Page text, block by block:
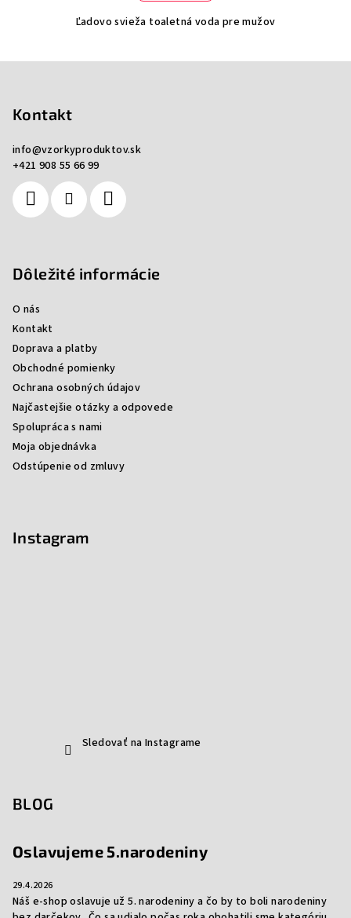
Ľadovo svieža toaletná voda pre mužov
Kontakt
info@vzorkyproduktov.sk
+421 908 55 66 99
Dôležité informácie
O nás
Kontakt
Doprava a platby
Obchodné pomienky
Ochrana osobných údajov
Najčastejšie otázky a odpovede
Spolupráca s nami
Moja objednávka
Odstúpenie od zmluvy
Instagram
Sledovať na Instagrame
BLOG
Oslavujeme 5.narodeniny
29.4.2026
Náš e-shop oslavuje už 5. narodeniny a čo by to boli narodeniny